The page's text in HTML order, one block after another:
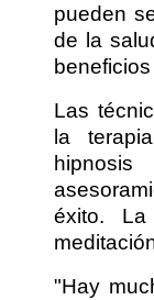
pueden
de la
Las
la
éxito.
"Hay